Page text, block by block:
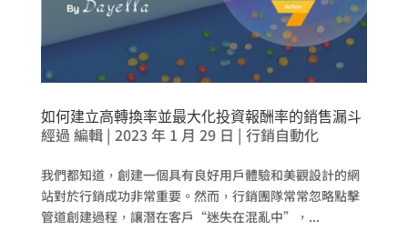
如何建立高轉換率並最大化投資報酬率的銷售漏斗
經過 編輯| 2023 年 1 月 29 日 | 行銷自動化
我們都知道，創建一個具有良好用戶體驗和美觀設計的網
站對於行銷成功非常重要。然而，行銷團隊常常忽略點擊
管道創建過程，讓潛在客戶“迷失在混亂中”，...